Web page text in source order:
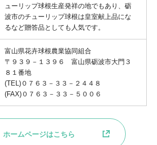
ューリップ球根生産発祥の地でもあり、砺
波市のチューリップ球根は皇室献上品にな
るなど贈答品としても人気です。
富山県花卉球根農業協同組合
〒９３９－１３９６ 富山県砺波市大門３
８１番地
(TEL)０７６３－３３－２４４８
(FAX)０７６３－３３－５００６
ホームページはこちら